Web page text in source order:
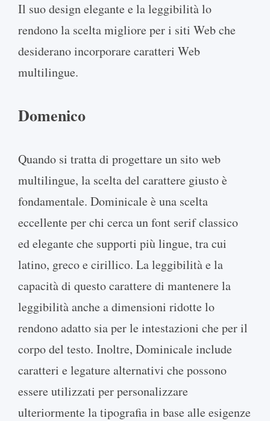
Il suo design elegante e la leggibilità lo
rendono la scelta migliore per i siti Web che
desiderano incorporare caratteri Web
multilingue.
Domenico
Quando si tratta di progettare un sito web
multilingue, la scelta del carattere giusto è
fondamentale. Dominicale è una scelta
eccellente per chi cerca un font serif classico
ed elegante che supporti più lingue, tra cui
latino, greco e cirillico. La leggibilità e la
capacità di questo carattere di mantenere la
leggibilità anche a dimensioni ridotte lo
rendono adatto sia per le intestazioni che per il
corpo del testo. Inoltre, Dominicale include
caratteri e legature alternativi che possono
essere utilizzati per personalizzare
ulteriormente la tipografia in base alle esigenze